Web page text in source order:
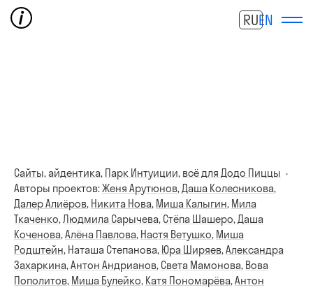
RUEN
Сайты, айдентика, Парк Интуиции, всё для Додо Пиццы ·
Авторы проектов:Женя Арутюнов, Даша Колесникова,
Далер Алиёров, Никита Нова, Миша Калыгин, Мила
Ткаченко, Людмила Сарычева, Стёпа Шашеро, Даша
Коченова, Алёна Павлова, Настя Ветушко, Миша
Родштейн, Наташа Степанова, Юра Ширяев, Александра
Захаркина, Антон Андрианов, Света Мамонова, Вова
Пополитов, Миша Булейко, Катя Пономарёва, Антон